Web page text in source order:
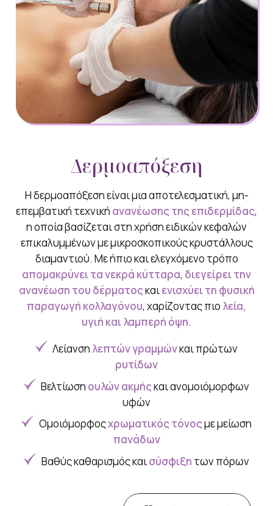
Δερμοαπόξεση
Η δερμοαπόξεση είναι μια αποτελεσματική, μη-
επεμβατική τεχνική ανανέωσης της επιδερμίδας,
η οποία βασίζεται στη χρήση ειδικών κεφαλών
επικαλυμμένων με μικροσκοπικούς κρυστάλλους
διαμαντιού. Με ήπιο και ελεγχόμενο τρόπο
απομακρύνει τα νεκρά κύτταρα, διεγείρει την
ανανέωση του δέρματοςκαιενισχύει τη φυσική
παραγωγή κολλαγόνου, χαρίζοντας πιο λεία,
υγιή και λαμπερή όψη.
Λείανση λεπτών γραμμώνκαι πρώτων
ρυτίδων
Βελτίωση ουλών ακμήςκαι ανομοιόμορφων
υφών
Ομοιόμορφοςχρωματικός τόνοςμε μείωση
πανάδων
Βαθύς καθαρισμός καισύσφιξη των πόρων